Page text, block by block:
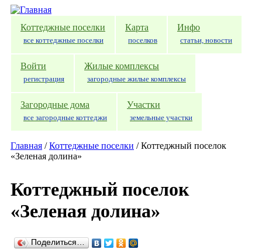
Перейти к основному содержанию
Коттеджные поселки
все коттеджные поселки
Карта
поселков
Инфо
статьи, новости
Войти
регистрация
Жилые комплексы
загородные жилые комплексы
Загородные дома
все загородные коттеджи
Участки
земельные участки
Главная / Коттеджные поселки /Коттеджный поселок
«Зеленая долина»
Коттеджный поселок
«Зеленая долина»
Поделиться…